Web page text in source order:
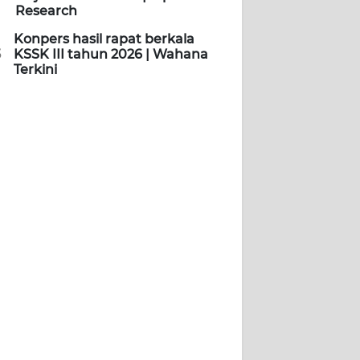
Research
Konpers hasil rapat berkala
KSSK III tahun 2026 | Wahana
Terkini